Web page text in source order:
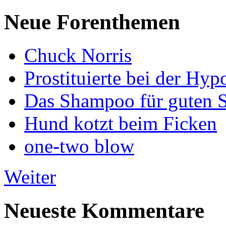
Neue Forenthemen
Chuck Norris
Prostituierte bei der
Das Shampoo für guten
Hund kotzt beim Ficken
one-two blow
Weiter
Neueste Kommentare